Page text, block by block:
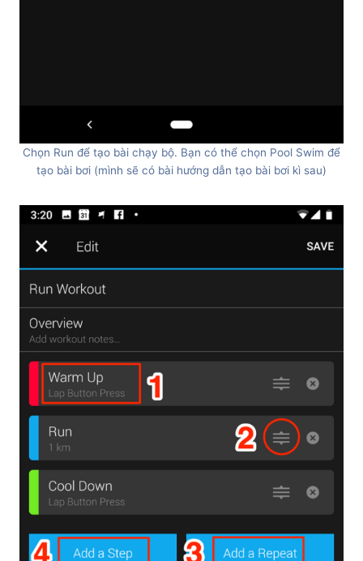
Chọn Run để tạo bài chạy bộ. Bạn có thể chọn Pool Swim để
tạo bài bơi (mình sẽ có bài hướng dẫn tạo bài bơi kì sau)